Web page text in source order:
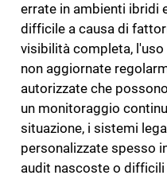
errate in ambienti ibridi
difficile a causa di
visibilità completa,
non aggiornate
autorizzate che
un monitoraggio
situazione, i sistemi
personalizzate spesso
audit nascoste o